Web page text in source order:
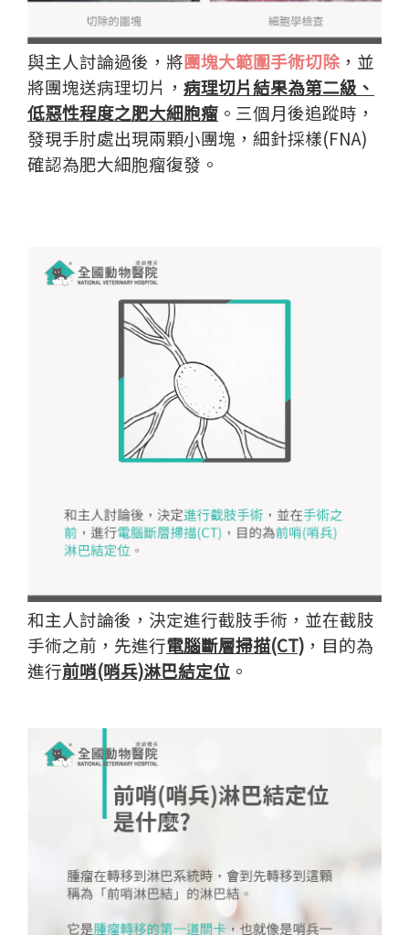
與主人討論過後，將團塊大範圍手術切除 ，並
將團塊送病理切片， 病理切片結果為第二級、
低惡性程度之肥大細胞瘤 。三個月後追蹤時，
發現手肘處出現兩顆小團塊，細針採樣(FNA)
確認為肥大細胞瘤復發。
和主人討論後，決定進行截肢手術，並在截肢
手術之前，先進行電腦斷層掃描(CT) ，目的為
進行前哨(哨兵)淋巴結定位 。